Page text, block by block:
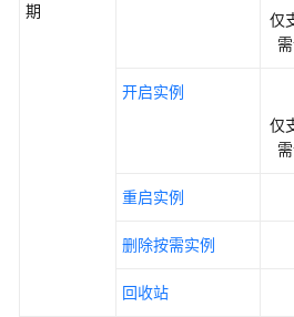
期
仅
开启实例
仅
重启实例
删除按需实例
回收站